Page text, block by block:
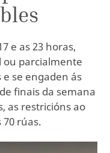
e as 23 horas,
ou parcialmente
se engaden ás
finais da semana
as restricións ao
rúas.